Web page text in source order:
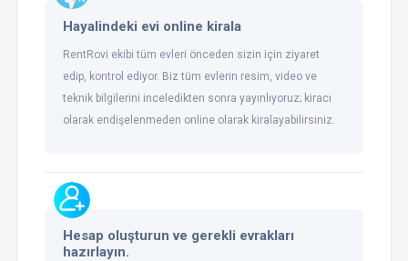
Hayalindeki evi online kirala
RentRovi ekibi tüm evleri önceden sizin için ziyaret
edip, kontrol ediyor. Biz tüm evlerin resim, video ve
teknik bilgilerini inceledikten sonra yayınlıyoruz; kiracı
olarak endişelenmeden online olarak kiralayabilirsiniz.
Hesap oluşturun ve gerekli evrakları
hazırlayın.